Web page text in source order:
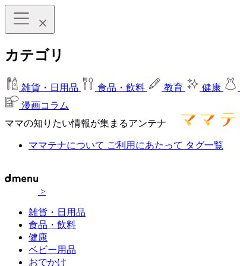
カテゴリ
雑貨・日用品 食品・飲料 教育 健康
漫画コラム
ママの知りたい情報が集まるアンテナ
ママテナについて ご利用にあたって タグ一覧
>
雑貨・日用品
食品・飲料
健康
ベビー用品
おでかけ